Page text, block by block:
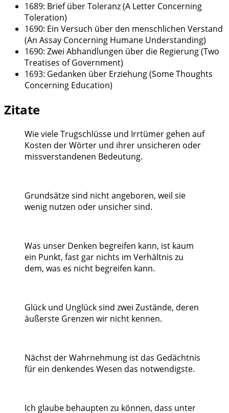
1689: Brief über Toleranz (A Letter Concerning
Toleration)
1690: Ein Versuch über den menschlichen Verstand
(An Assay Concerning Humane Understanding)
1690: Zwei Abhandlungen über die Regierung (Two
Treatises of Government)
1693: Gedanken über Erziehung (Some Thoughts
Concerning Education)
Zitate
Wie viele Trugschlüsse und Irrtümer gehen auf
Kosten der Wörter und ihrer unsicheren oder
missverstandenen Bedeutung.
Grundsätze sind nicht angeboren, weil sie
wenig nutzen oder unsicher sind.
Was unser Denken begreifen kann, ist kaum
ein Punkt, fast gar nichts im Verhältnis zu
dem, was es nicht begreifen kann.
Glück und Unglück sind zwei Zustände, deren
äußerste Grenzen wir nicht kennen.
Nächst der Wahrnehmung ist das Gedächtnis
für ein denkendes Wesen das notwendigste.
Ich glaube behaupten zu können, dass unter